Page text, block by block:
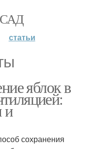
статьи
яблок в
и
сохранения